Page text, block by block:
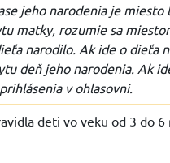
jeho narodenia je
matky, rozumie sa
narodilo. Ak ide o dieťa
deň jeho narodenia. Ak
v ohlasovni.
deti vo veku od 3 do